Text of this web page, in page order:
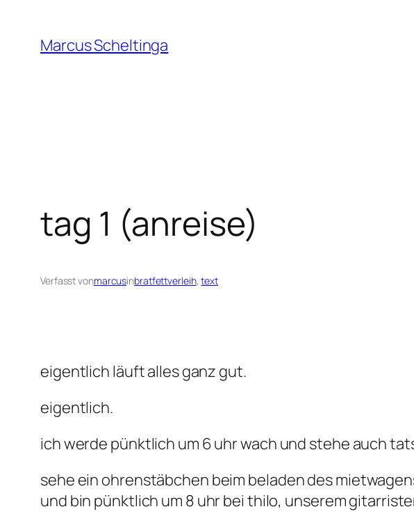
Inhalt
springen
Marcus Scheltinga
tag 1 (anreise)
Verfasst vonmarcusinbratfettverleih, text
eigentlich läuft alles ganz gut.
eigentlich.
ich werde pünktlich um 6 uhr wach und stehe auch
sehe ein ohrenstäbchen beim beladen des
und bin pünktlich um 8 uhr bei thilo, unserem